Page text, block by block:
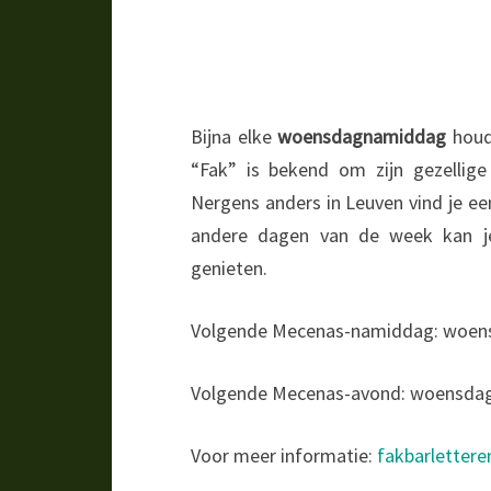
Bijna elkewoensdagnamiddag
“Fak” is bekend om zijn
Nergens anders in Leuven vind je
andere dagen van de week kan
genieten.
Volgende Mecenas-namiddag:
Volgende Mecenas-avond:
Voor meer informatie: